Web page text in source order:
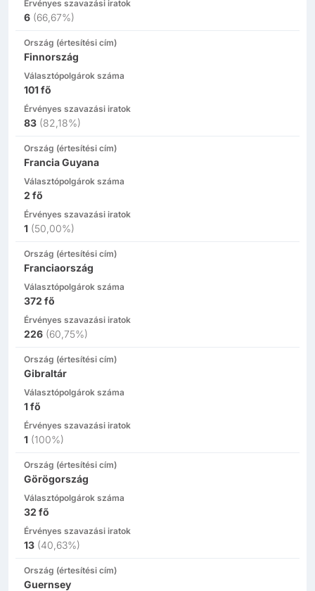
Érvényes szavazási iratok
6 (66,67%)
Ország (értesítési cím)
Finnország
Választópolgárok száma
101fő
Érvényes szavazási iratok
83 (82,18%)
Ország (értesítési cím)
Francia Guyana
Választópolgárok száma
2 fő
Érvényes szavazási iratok
1 (50,00%)
Ország (értesítési cím)
Franciaország
Választópolgárok száma
372 fő
Érvényes szavazási iratok
226 (60,75%)
Ország (értesítési cím)
Gibraltár
Választópolgárok száma
1fő
Érvényes szavazási iratok
1 (100%)
Ország (értesítési cím)
Görögország
Választópolgárok száma
32 fő
Érvényes szavazási iratok
13 (40,63%)
Ország (értesítési cím)
Guernsey